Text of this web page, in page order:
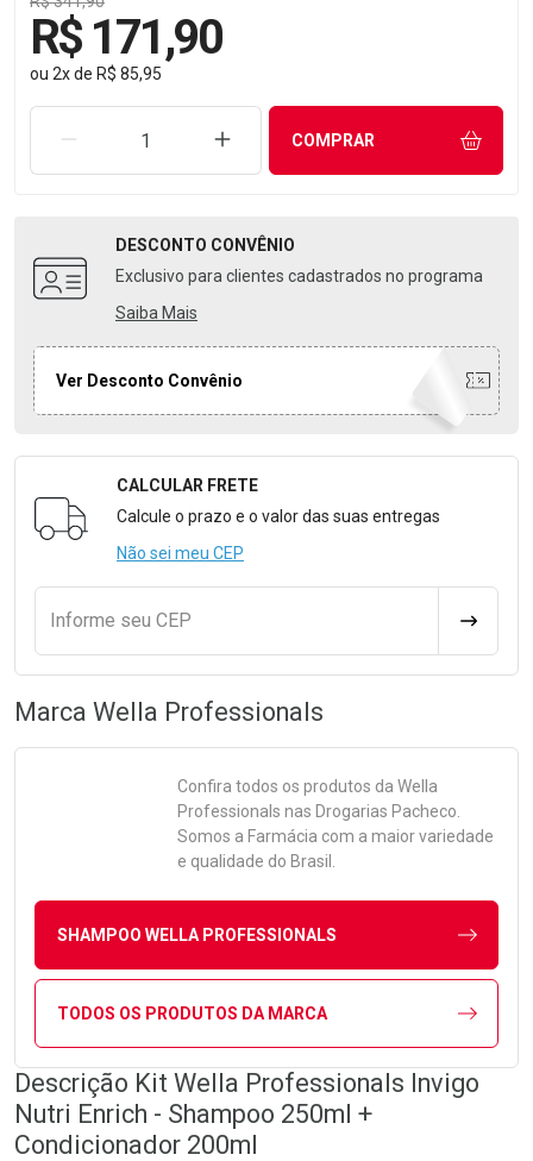
R$ 171,90
ou 2xde R$ 85,95
REMOVER UMA UNIDADEAUMENTAR UMA UNIDADE
COMPRAR
DESCONTO CONVÊNIO
Exclusivo para clientes cadastrados no programa
Saiba Mais
Ver Desconto Convênio
Formulário para Calcular o Frete
CALCULAR FRETE
Calcule o prazo e o valor das suas entregas
Não sei meu CEP
Informe seu CEP
Marca Wella Professionals
Confira todos os produtos da Wella
Professionals nas Drogarias Pacheco.
Somos a Farmácia com a maior variedade
e qualidade do Brasil.
SHAMPOO WELLA PROFESSIONALS
TODOS OS PRODUTOS DA MARCA
Descrição Kit Wella Professionals Invigo
Nutri Enrich - Shampoo 250ml +
Condicionador 200ml